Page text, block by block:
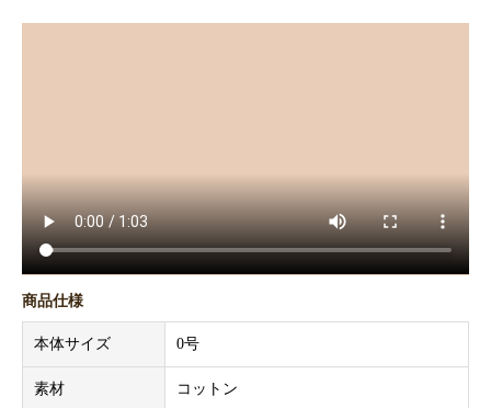
商品仕様
本体サイズ 0号
素材 コットン